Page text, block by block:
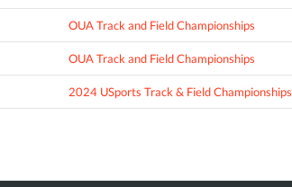
OUA Track and Field Championships
OUA Track and Field Championships
2024 USports Track & Field Championships